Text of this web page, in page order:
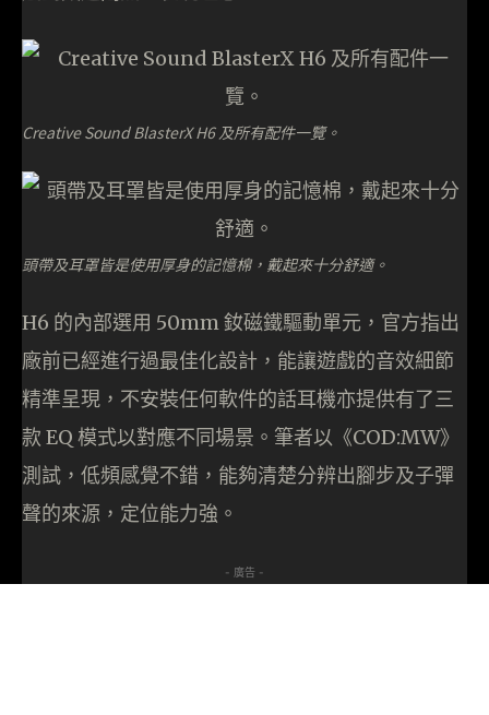
Creative Sound BlasterX H6 及所有配件一覽。
頭帶及耳罩皆是使用厚身的記憶棉，戴起來十分舒適。
H6 的內部選用 50mm 釹磁鐵驅動單元，官方指出
廠前已經進行過最佳化設計，能讓遊戲的音效細節
精準呈現，不安裝任何軟件的話耳機亦提供有了三
款 EQ 模式以對應不同場景。筆者以《COD:MW》
測試，低頻感覺不錯，能夠清楚分辨出腳步及子彈
聲的來源，定位能力強。
- 廣告 -